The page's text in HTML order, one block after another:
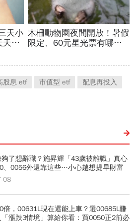
股息 etf 市值型 etf
配息再投入
了想辭職？施昇輝「43歲被離職」真心
、0056外還靠這些…小心越想提早財富
08
倍，00631L現在還能上車？選00685L賺
漲跌3情境」算給你看：買0050正2前必